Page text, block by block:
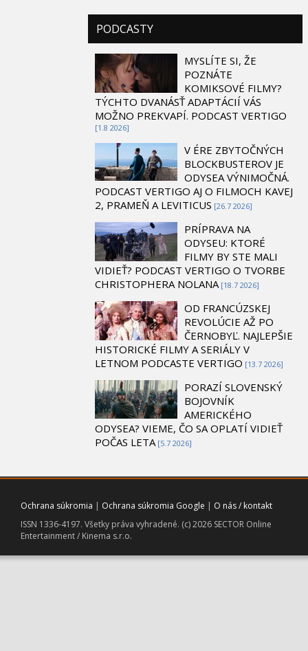
PODCASTY
MYSLÍTE SI, ŽE
POZNÁTE
KOMIKSOVÉ FILMY?
TÝCHTO DVANÁSŤ ADAPTÁCIÍ VÁS
MOŽNO PREKVAPÍ. PODCAST VERTIGO
[1.8 2026]
V ÉRE ZBYTOČNÝCH
BLOCKBUSTEROV JE
ODYSEA VÝNIMOČNÁ.
PODCAST VERTIGO AJ O FILMOCH KAVEJ
2, PRAMEŇ A LEVITICUS [26.7 2026]
PRÍPRAVA NA
ODYSEU: KTORÉ
FILMY BY STE MALI
VIDIEŤ? PODCAST VERTIGO O TVORBE
CHRISTOPHERA NOLANA [18.7 2026]
OD FRANCÚZSKEJ
REVOLÚCIE AŽ PO
ČERNOBYĽ. NAJLEPŠIE
HISTORICKÉ FILMY A SERIÁLY V
LETNOM PODCASTE VERTIGO [13.7 2026]
PORAZÍ SLOVENSKÝ
BOJOVNÍK
AMERICKÉHO
ODYSEA? VIEME, ČO SA OPLATÍ VIDIEŤ
POČAS LETA [5.7 2026]
Ochrana súkromia | Ochrana súkromia Google | O nás / kontakt
ISSN 1336-4197. Všetky práva vyhradené. (c) 2026 SECTOR Online
Entertainment / Kinema s.r.o.